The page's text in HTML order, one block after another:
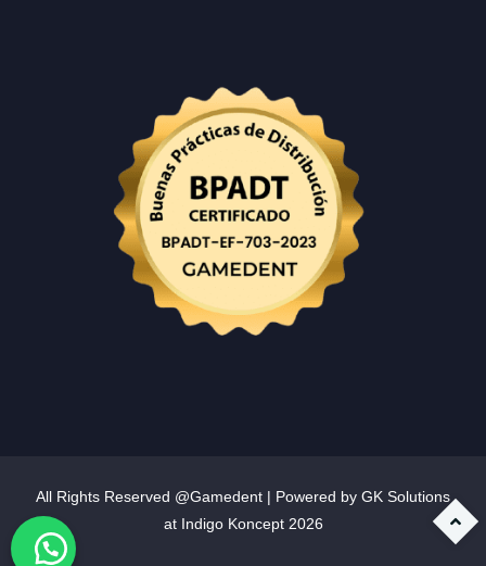
All Rights Reserved @Gamedent | Powered by GK Solutions
at Indigo Koncept 2026